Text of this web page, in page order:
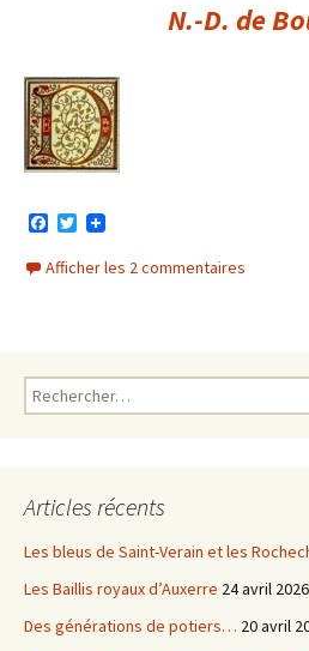
N.-D. de
c
e
T
i
t
Afficher les 2 commentaires
Rechercher :
Articles récents
Les bleus de Saint-Verain et les
Les Baillis royaux d’Auxerre 24 avril 2026
Des générations de potiers… 20 avril